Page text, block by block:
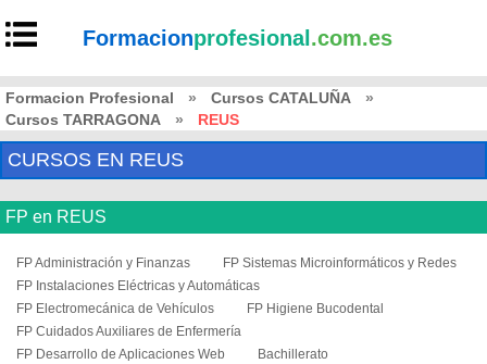
Formacionprofesional .com.es
Formacion Profesional » Cursos CATALUÑA
»
Cursos TARRAGONA
» REUS
CURSOS EN REUS
FP en REUS
FP Administración y Finanzas
FP Sistemas Microinformáticos y Redes
FP Instalaciones Eléctricas y Automáticas
FP Electromecánica de Vehículos
FP Higiene Bucodental
FP Cuidados Auxiliares de Enfermería
FP Desarrollo de Aplicaciones Web
Bachillerato